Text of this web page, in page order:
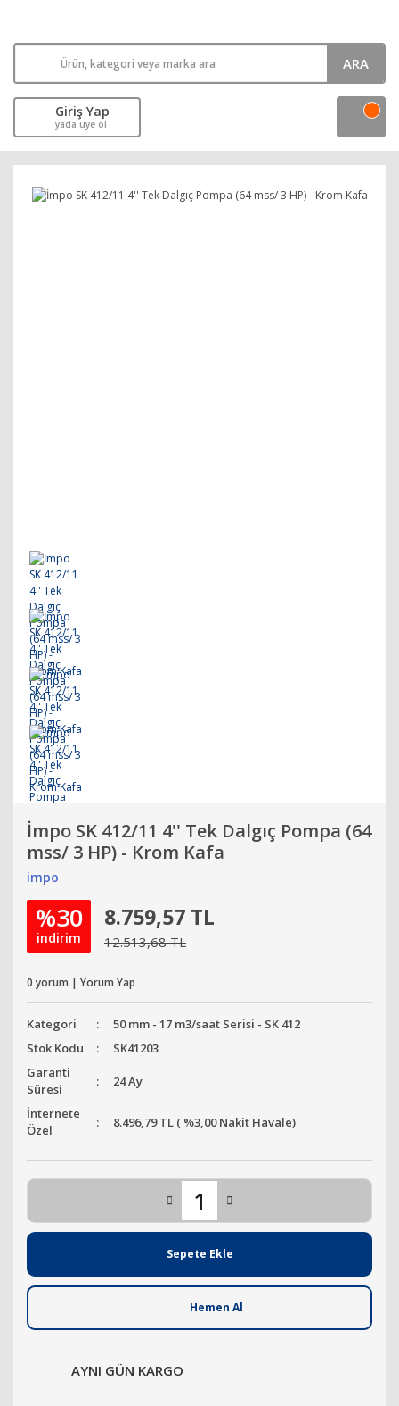
ARA
Giriş Yap
yada üye ol
İmpo SK 412/11 4'' Tek Dalgıç Pompa (64
mss/ 3 HP) - Krom Kafa
impo
%30
indirim
8.759,57 TL
12.513,68 TL
0 yorum | Yorum Yap
Kategori
50 mm - 17 m3/saat Serisi - SK 412
Stok Kodu
SK41203
Garanti
Süresi
24 Ay
İnternete
Özel
8.496,79 TL ( %3,00 Nakit Havale)
Sepete Ekle
Hemen Al
AYNI GÜN KARGO